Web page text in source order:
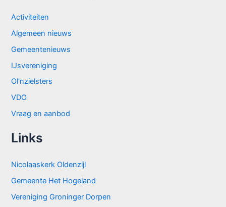
Activiteiten
Algemeen nieuws
Gemeentenieuws
IJsvereniging
Ol'nzielsters
VDO
Vraag en aanbod
Links
Nicolaaskerk Oldenzijl
Gemeente Het Hogeland
Vereniging Groninger Dorpen